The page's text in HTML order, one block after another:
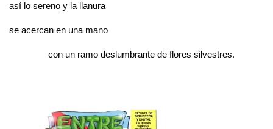
así lo sereno y la llanura
se acercan en una mano
con un ramo deslumbrante de flores silvestres.